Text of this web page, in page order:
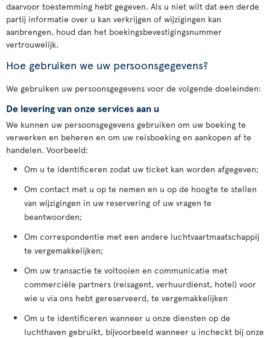
daarvoor toestemming hebt gegeven. Als u niet wilt dat een derde
partij informatie over u kan verkrijgen of wijzigingen kan
aanbrengen, houd dan het boekingsbevestigingsnummer
vertrouwelijk.
Hoe gebruiken we uw persoonsgegevens?
We gebruiken uw persoonsgegevens voor de volgende doeleinden:
De levering van onze services aan u
We kunnen uw persoonsgegevens gebruiken om uw boeking te
verwerken en beheren en om uw reisboeking en aankopen af te
handelen. Voorbeeld:
Om u te identificeren zodat uw ticket kan worden afgegeven;
Om contact met u op te nemen en u op de hoogte te stellen
van wijzigingen in uw reservering of uw vragen te
beantwoorden;
Om correspondentie met een andere luchtvaartmaatschappij
te vergemakkelijken;
Om uw transactie te voltooien en communicatie met
commerciële partners (reisagent, verhuurdienst, hotel) voor
wie u via ons hebt gereserveerd, te vergemakkelijken
Om u te identificeren wanneer u onze diensten op de
luchthaven gebruikt, bijvoorbeeld wanneer u incheckt bij onze